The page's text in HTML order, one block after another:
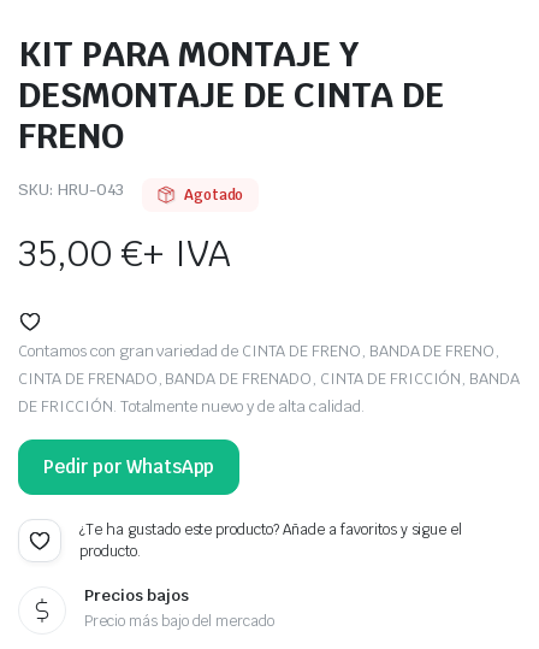
KIT PARA MONTAJE Y
DESMONTAJE DE CINTA DE
FRENO
SKU: HRU-043 Agotado
35,00€+ IVA
Contamos con gran variedad de CINTA DE FRENO, BANDA DE FRENO,
CINTA DE FRENADO, BANDA DE FRENADO, CINTA DE FRICCIÓN, BANDA
DE FRICCIÓN. Totalmente nuevo y de alta calidad.
Pedir por WhatsApp
¿Te ha gustado este producto? Añade a favoritos y sigue el
producto.
Precios bajos
Precio más bajo del mercado